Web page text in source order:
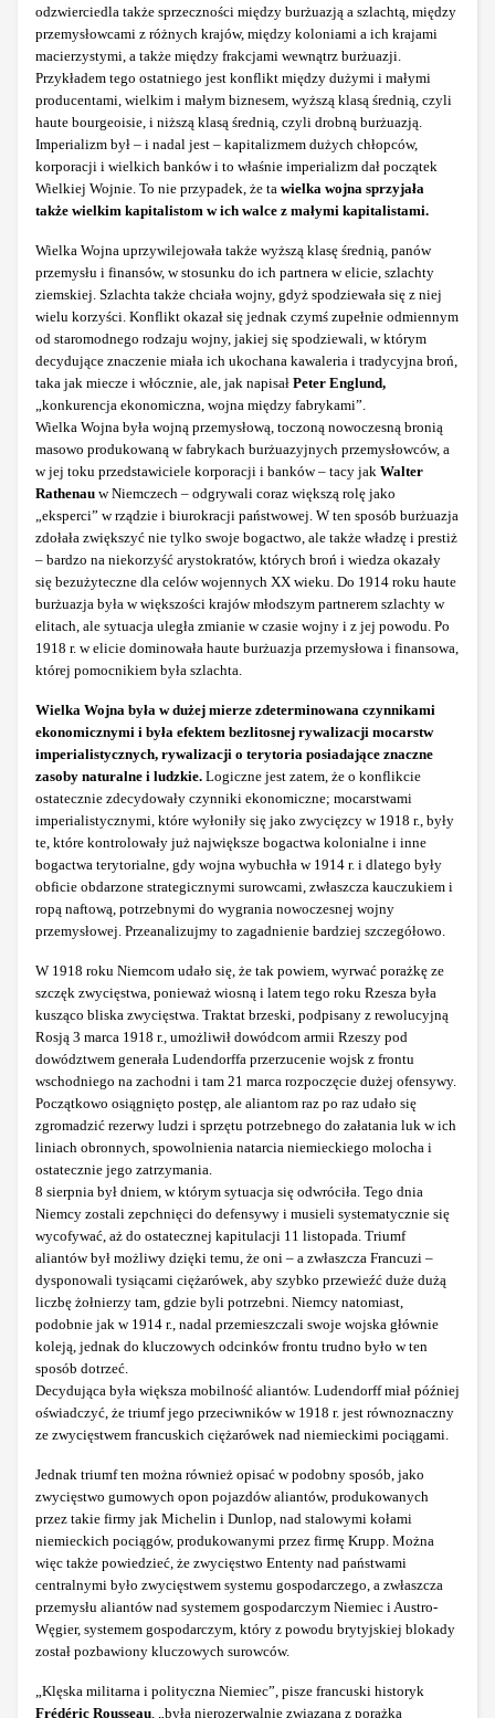
odzwierciedla także sprzeczności między burżuazją a szlachtą, między
przemysłowcami z różnych krajów, między koloniami a ich krajami
macierzystymi, a także między frakcjami wewnątrz burżuazji.
Przykładem tego ostatniego jest konflikt między dużymi i małymi
producentami, wielkim i małym biznesem, wyższą klasą średnią, czyli
haute bourgeoisie, i niższą klasą średnią, czyli drobną burżuazją.
Imperializm był – i nadal jest – kapitalizmem dużych chłopców,
korporacji i wielkich banków i to właśnie imperializm dał początek
Wielkiej Wojnie. To nie przypadek, że ta wielka wojna sprzyjała
także wielkim kapitalistom w ich walce z małymi kapitalistami.
Wielka Wojna uprzywilejowała także wyższą klasę średnią, panów
przemysłu i finansów, w stosunku do ich partnera w elicie, szlachty
ziemskiej. Szlachta także chciała wojny, gdyż spodziewała się z niej
wielu korzyści. Konflikt okazał się jednak czymś zupełnie odmiennym
od staromodnego rodzaju wojny, jakiej się spodziewali, w którym
decydujące znaczenie miała ich ukochana kawaleria i tradycyjna broń,
taka jak miecze i włócznie, ale, jak napisał Peter Englund,
„konkurencja ekonomiczna, wojna między fabrykami”.
Wielka Wojna była wojną przemysłową, toczoną nowoczesną bronią
masowo produkowaną w fabrykach burżuazyjnych przemysłowców, a
w jej toku przedstawiciele korporacji i banków – tacy jak Walter
Rathenau w Niemczech – odgrywali coraz większą rolę jako
„eksperci” w rządzie i biurokracji państwowej. W ten sposób burżuazja
zdołała zwiększyć nie tylko swoje bogactwo, ale także władzę i prestiż
– bardzo na niekorzyść arystokratów, których broń i wiedza okazały
się bezużyteczne dla celów wojennych XX wieku. Do 1914 roku haute
burżuazja była w większości krajów młodszym partnerem szlachty w
elitach, ale sytuacja uległa zmianie w czasie wojny i z jej powodu. Po
1918 r. w elicie dominowała haute burżuazja przemysłowa i finansowa,
której pomocnikiem była szlachta.
Wielka Wojna była w dużej mierze zdeterminowana czynnikami
ekonomicznymi i była efektem bezlitosnej rywalizacji mocarstw
imperialistycznych, rywalizacji o terytoria posiadające znaczne
zasoby naturalne i ludzkie. Logiczne jest zatem, że o konflikcie
ostatecznie zdecydowały czynniki ekonomiczne; mocarstwami
imperialistycznymi, które wyłoniły się jako zwycięzcy w 1918 r., były
te, które kontrolowały już największe bogactwa kolonialne i inne
bogactwa terytorialne, gdy wojna wybuchła w 1914 r. i dlatego były
obficie obdarzone strategicznymi surowcami, zwłaszcza kauczukiem i
ropą naftową, potrzebnymi do wygrania nowoczesnej wojny
przemysłowej. Przeanalizujmy to zagadnienie bardziej szczegółowo.
W 1918 roku Niemcom udało się, że tak powiem, wyrwać porażkę ze
szczęk zwycięstwa, ponieważ wiosną i latem tego roku Rzesza była
kusząco bliska zwycięstwa. Traktat brzeski, podpisany z rewolucyjną
Rosją 3 marca 1918 r., umożliwił dowódcom armii Rzeszy pod
dowództwem generała Ludendorffa przerzucenie wojsk z frontu
wschodniego na zachodni i tam 21 marca rozpoczęcie dużej ofensywy.
Początkowo osiągnięto postęp, ale aliantom raz po raz udało się
zgromadzić rezerwy ludzi i sprzętu potrzebnego do załatania luk w ich
liniach obronnych, spowolnienia natarcia niemieckiego molocha i
ostatecznie jego zatrzymania.
8 sierpnia był dniem, w którym sytuacja się odwróciła. Tego dnia
Niemcy zostali zepchnięci do defensywy i musieli systematycznie się
wycofywać, aż do ostatecznej kapitulacji 11 listopada. Triumf
aliantów był możliwy dzięki temu, że oni – a zwłaszcza Francuzi –
dysponowali tysiącami ciężarówek, aby szybko przewieźć duże dużą
liczbę żołnierzy tam, gdzie byli potrzebni. Niemcy natomiast,
podobnie jak w 1914 r., nadal przemieszczali swoje wojska głównie
koleją, jednak do kluczowych odcinków frontu trudno było w ten
sposób dotrzeć.
Decydująca była większa mobilność aliantów. Ludendorff miał później
oświadczyć, że triumf jego przeciwników w 1918 r. jest równoznaczny
ze zwycięstwem francuskich ciężarówek nad niemieckimi pociągami.
Jednak triumf ten można również opisać w podobny sposób, jako
zwycięstwo gumowych opon pojazdów aliantów, produkowanych
przez takie firmy jak Michelin i Dunlop, nad stalowymi kołami
niemieckich pociągów, produkowanymi przez firmę Krupp. Można
więc także powiedzieć, że zwycięstwo Ententy nad państwami
centralnymi było zwycięstwem systemu gospodarczego, a zwłaszcza
przemysłu aliantów nad systemem gospodarczym Niemiec i Austro-
Węgier, systemem gospodarczym, który z powodu brytyjskiej blokady
został pozbawiony kluczowych surowców.
„Klęska militarna i polityczna Niemiec”, pisze francuski historyk
Frédéric Rousseau, „była nierozerwalnie związana z porażką